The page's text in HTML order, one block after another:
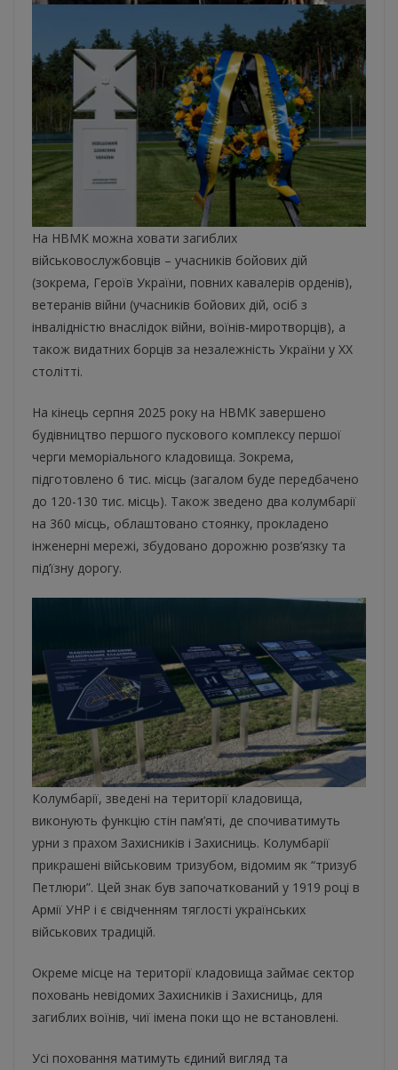
На НВМК можна ховати загиблих
військовослужбовців – учасників бойових дій
(зокрема, Героїв України, повних кавалерів орденів),
ветеранів війни (учасників бойових дій, осіб з
інвалідністю внаслідок війни, воїнів-миротворців), а
також видатних борців за незалежність України у XX
столітті.
На кінець серпня 2025 року на НВМК завершено
будівництво першого пускового комплексу першої
черги меморіального кладовища. Зокрема,
підготовлено 6 тис. місць (загалом буде передбачено
до 120-130 тис. місць). Також зведено два колумбарії
на 360 місць, облаштовано стоянку, прокладено
інженерні мережі, збудовано дорожню розв’язку та
під’їзну дорогу.
Колумбарії, зведені на території кладовища,
виконують функцію стін пам’яті, де спочиватимуть
урни з прахом Захисників і Захисниць. Колумбарії
прикрашені військовим тризубом, відомим як “тризуб
Петлюри”. Цей знак був започаткований у 1919 році в
Армії УНР і є свідченням тяглості українських
військових традицій.
Окреме місце на території кладовища займає сектор
поховань невідомих Захисників і Захисниць, для
загиблих воїнів, чиї імена поки що не встановлені.
Усі поховання матимуть єдиний вигляд та